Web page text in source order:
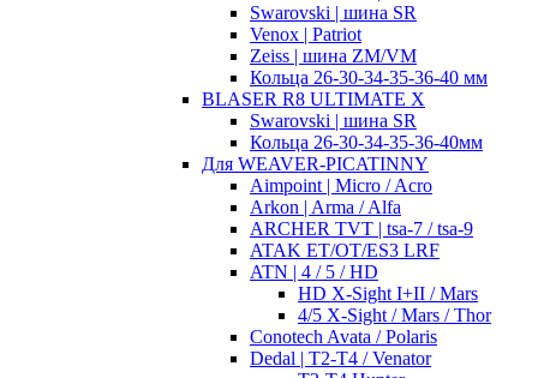
Swarovski | шина SR
Venox | Patriot
Zeiss | шина ZM/VM
Кольца 26-30-34-35-36-40 мм
BLASER R8 ULTIMATE X
Swarovski | шина SR
Кольца 26-30-34-35-36-40мм
Для WEAVER-PICATINNY
Aimpoint | Micro / Acro
Arkon | Arma / Alfa
ARCHER TVT | tsa-7 / tsa-9
ATAK ET/OT/ES3 LRF
ATN | 4 / 5 / HD
HD X-Sight I+II / Mars
4/5 X-Sight / Mars / Thor
Conotech Avata / Polaris
Dedal | T2-T4 / Venator